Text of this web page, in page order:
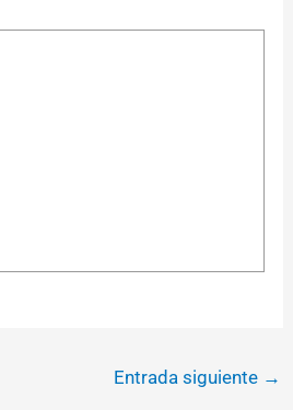
Entrada siguiente →